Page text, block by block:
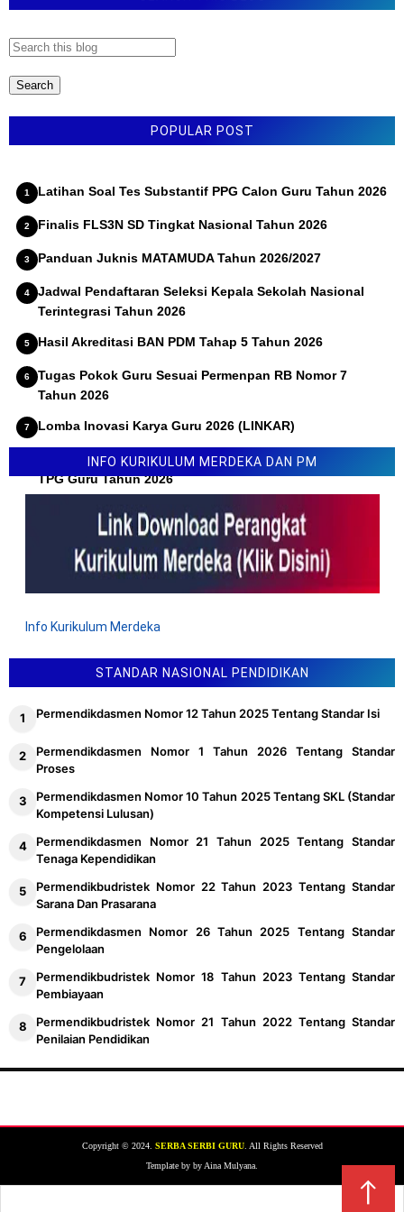
POPULAR POST
Latihan Soal Tes Substantif PPG Calon Guru Tahun 2026
Finalis FLS3N SD Tingkat Nasional Tahun 2026
Panduan Juknis MATAMUDA Tahun 2026/2027
Jadwal Pendaftaran Seleksi Kepala Sekolah Nasional
Terintegrasi Tahun 2026
Hasil Akreditasi BAN PDM Tahap 5 Tahun 2026
Tugas Pokok Guru Sesuai Permenpan RB Nomor 7
Tahun 2026
Lomba Inovasi Karya Guru 2026 (LINKAR)
Permendikdasmen Nomor 10 Tahun 2026 Tentang Juknis
TPG Guru Tahun 2026
INFO KURIKULUM MERDEKA DAN PM
Info Kurikulum Merdeka
STANDAR NASIONAL PENDIDIKAN
Permendikdasmen Nomor 12 Tahun 2025 Tentang Standar Isi
Permendikdasmen Nomor 1 Tahun 2026 Tentang Standar
Proses
Permendikdasmen Nomor 10 Tahun 2025 Tentang SKL (Standar
Kompetensi Lulusan)
Permendikdasmen Nomor 21 Tahun 2025 Tentang Standar
Tenaga Kependidikan
Permendikbudristek Nomor 22 Tahun 2023 Tentang Standar
Sarana Dan Prasarana
Permendikdasmen Nomor 26 Tahun 2025 Tentang Standar
Pengelolaan
Permendikbudristek Nomor 18 Tahun 2023 Tentang Standar
Pembiayaan
Permendikbudristek Nomor 21 Tahun 2022 Tentang Standar
Penilaian Pendidikan
Copyright © 2024. SERBA SERBI GURU. All Rights Reserved
Template by by Aina Mulyana.
↑